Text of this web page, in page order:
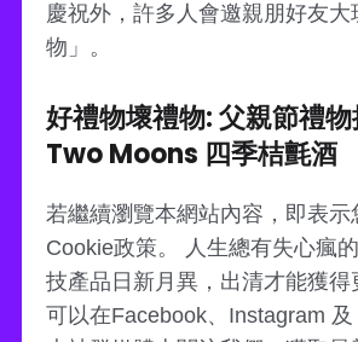
慶祝外，許多人會邀親朋好友大
物」。
好禮物壞禮物: 父親節禮物
Two Moons 四季桔氈酒
若繼續瀏覽本網站內容，即表示
Cookie政策。 人生總有失心瘋
技產品日新月異，出清才能獲得
可以在Facebook、Instagram 及